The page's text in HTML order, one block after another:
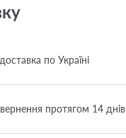
по Україні
протягом 14 днів